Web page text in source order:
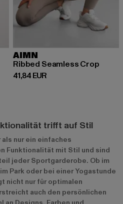
AIMN
Ribbed Seamless Crop
41,84 EUR
Derzeitiger Preis: 41,84 EUR
trifft auf Stil
nur ein einfaches
Funktionalität mit Stil und sind
jeder Sportgarderobe. Ob im
Park oder bei einer Yogastunde
nicht nur für optimalen
auch den persönlichen